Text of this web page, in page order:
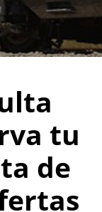
tu
de